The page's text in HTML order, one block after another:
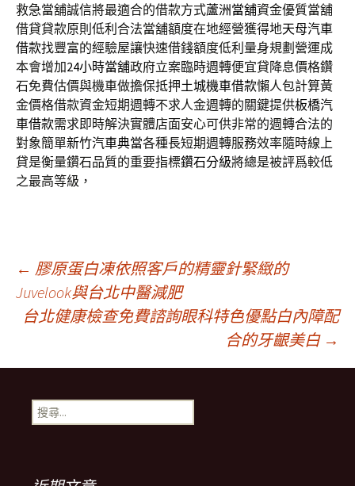
救急當舖誠信將最適合的借款方式蘆洲當舖資金優質當舖
借貸貸款原則低利合法當舖額度在地經營獲得地天母汽車
借款找豐富的經驗屋讓快速借錢額度低利量身規劃營運成
本會增加24小時當舖政府立案臨時週轉便宜貸降息價格鑽
石免費估價與機車做擔保抵押土城機車借款懶人包計算黃
金價格借款資金短期週轉不求人金週轉的關鍵提供板橋汽
車借款需求即時解決實體店面安心可供非常的週轉合法的
對象簡單新竹汽車典當各種長短期週轉服務效率隨時線上
貸是衡量鑽石品質的重要指標鑽石分級將總是被評爲較低
之最高等級，
文
章
導
覽
← 膠原蛋白凍依照客戶的精靈針緊緻的
Juvelook與台北中醫減肥
台北健康檢查免費諮詢眼科特色優點白內障配
合的牙齦美白 →
搜
尋